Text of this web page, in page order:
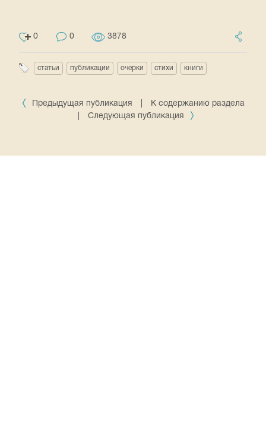
0 0 3878
статьи публикации очерки стихи книги
Предыдущая публикация
К содержанию раздела
Следующая публикация